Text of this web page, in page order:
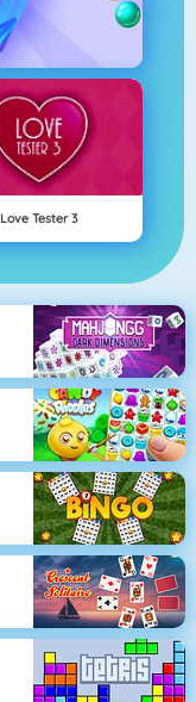
Love Tester 3